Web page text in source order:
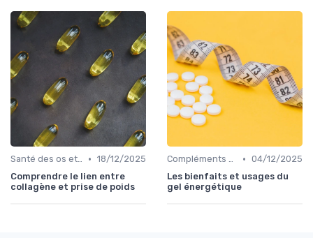
Santé des os et des articulations • 18/12/2025
Comprendre le lien entre
collagène et prise de poids
Compléments pour sportifs • 04/12/2025
Les bienfaits et usages du
gel énergétique